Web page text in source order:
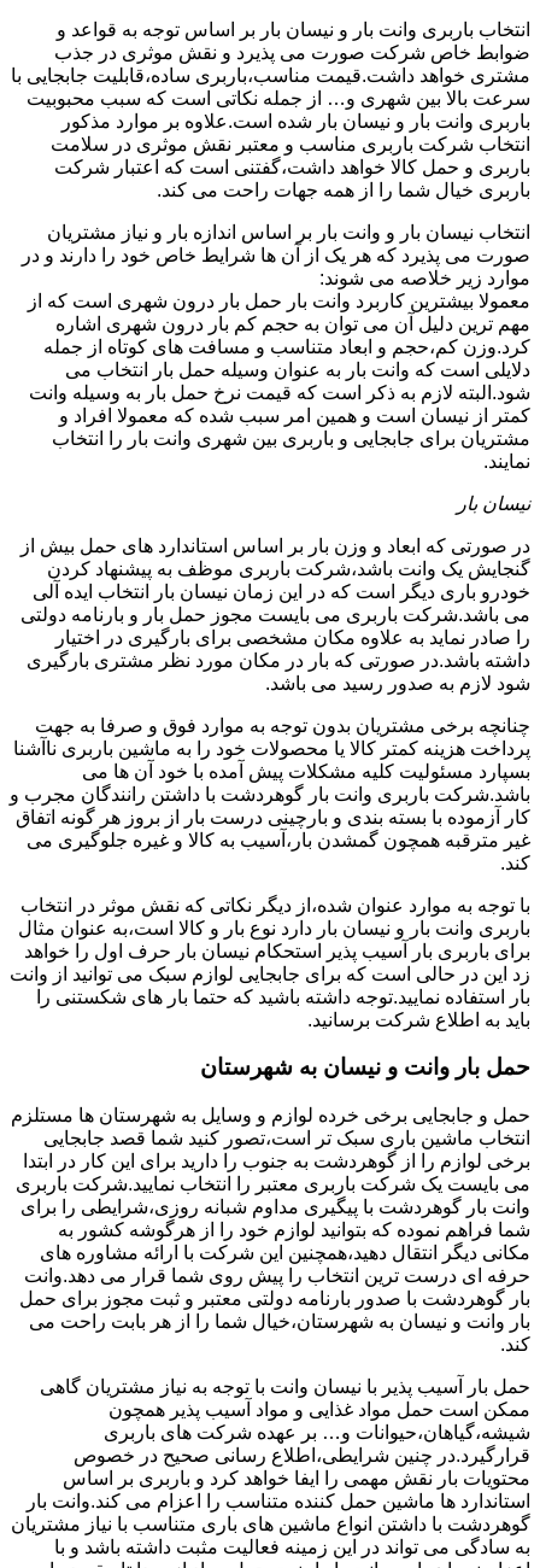
انتخاب باربری وانت بار و نیسان بار بر اساس توجه به قواعد و
ضوابط خاص شرکت صورت می پذیرد و نقش موثری در جذب
مشتری خواهد داشت.قیمت مناسب،باربری ساده،قابلیت جابجایی با
سرعت بالا بین شهری و… از جمله نکاتی است که سبب محبوبیت
باربری وانت بار و نیسان بار شده است.علاوه بر موارد مذکور
انتخاب شرکت باربری مناسب و معتبر نقش موثری در سلامت
باربری و حمل کالا خواهد داشت،گفتنی است که اعتبار شرکت
باربری خیال شما را از همه جهات راحت می کند.
انتخاب نیسان بار و وانت بار بر اساس اندازه بار و نیاز مشتریان
صورت می پذیرد که هر یک از آن ها شرایط خاص خود را دارند و در
موارد زیر خلاصه می شوند:
معمولا بیشترین کاربرد وانت بار حمل بار درون شهری است که از
مهم ترین دلیل آن می توان به حجم کم بار درون شهری اشاره
کرد.وزن کم،حجم و ابعاد متناسب و مسافت های کوتاه از جمله
دلایلی است که وانت بار به عنوان وسیله حمل بار انتخاب می
شود.البته لازم به ذکر است که قیمت نرخ حمل بار به وسیله وانت
کمتر از نیسان است و همین امر سبب شده که معمولا افراد و
مشتریان برای جابجایی و باربری بین شهری وانت بار را انتخاب
نمایند.
نیسان بار
در صورتی که ابعاد و وزن بار بر اساس استاندارد های حمل بیش از
گنجایش یک وانت باشد،شرکت باربری موظف به پیشنهاد کردن
خودرو باری دیگر است که در این زمان نیسان بار انتخاب ایده آلی
می باشد.شرکت باربری می بایست مجوز حمل بار و بارنامه دولتی
را صادر نماید به علاوه مکان مشخصی برای بارگیری در اختیار
داشته باشد.در صورتی که بار در مکان مورد نظر مشتری بارگیری
شود لازم به صدور رسید می باشد.
چنانچه برخی مشتریان بدون توجه به موارد فوق و صرفا به جهت
پرداخت هزینه کمتر کالا یا محصولات خود را به ماشین باربری ناآشنا
بسپارد مسئولیت کلیه مشکلات پیش آمده با خود آن ها می
باشد.شرکت باربری وانت بار گوهردشت با داشتن رانندگان مجرب و
کار آزموده با بسته بندی و بارچینی درست بار از بروز هر گونه اتفاق
غیر مترقبه همچون گمشدن بار،آسیب به کالا و غیره جلوگیری می
کند.
با توجه به موارد عنوان شده،از دیگر نکاتی که نقش موثر در انتخاب
باربری وانت بار و نیسان بار دارد نوع بار و کالا است،به عنوان مثال
برای باربری بار آسیب پذیر استحکام نیسان بار حرف اول را خواهد
زد این در حالی است که برای جابجایی لوازم سبک می توانید از وانت
بار استفاده نمایید.توجه داشته باشید که حتما بار های شکستنی را
باید به اطلاع شرکت برسانید.
حمل بار وانت و نیسان به شهرستان
حمل و جابجایی برخی خرده لوازم و وسایل به شهرستان ها مستلزم
انتخاب ماشین باری سبک تر است،تصور کنید شما قصد جابجایی
برخی لوازم را از گوهردشت به جنوب را دارید برای این کار در ابتدا
می بایست یک شرکت باربری معتبر را انتخاب نمایید.شرکت باربری
وانت بار گوهردشت با پیگیری مداوم شبانه روزی،شرایطی را برای
شما فراهم نموده که بتوانید لوازم خود را از هرگوشه کشور به
مکانی دیگر انتقال دهید،همچنین این شرکت با ارائه مشاوره های
حرفه ای درست ترین انتخاب را پیش روی شما قرار می دهد.وانت
بار گوهردشت با صدور بارنامه دولتی معتبر و ثبت مجوز برای حمل
بار وانت و نیسان به شهرستان،خیال شما را از هر بابت راحت می
کند.
حمل بار آسیب پذیر با نیسان وانت با توجه به نیاز مشتریان گاهی
ممکن است حمل مواد غذایی و مواد آسیب پذیر همچون
شیشه،گیاهان،حیوانات و… بر عهده شرکت های باربری
قرارگیرد.در چنین شرایطی،اطلاع رسانی صحیح در خصوص
محتویات بار نقش مهمی را ایفا خواهد کرد و باربری بر اساس
استاندارد ها ماشین حمل کننده متناسب را اعزام می کند.وانت بار
گوهردشت با داشتن انواع ماشین های باری متناسب با نیاز مشتریان
به سادگی می تواند در این زمینه فعالیت مثبت داشته باشد و با